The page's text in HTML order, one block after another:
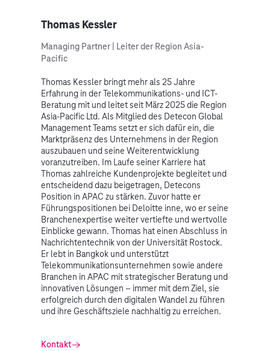
Thomas Kessler
Managing Partner | Leiter der Region Asia-
Pacific
Thomas Kessler bringt mehr als 25 Jahre
Erfahrung in der Telekommunikations- und ICT-
Beratung mit und leitet seit März 2025 die Region
Asia-Pacific Ltd. Als Mitglied des Detecon Global
Management Teams setzt er sich dafür ein, die
Marktpräsenz des Unternehmens in der Region
auszubauen und seine Weiterentwicklung
voranzutreiben. Im Laufe seiner Karriere hat
Thomas zahlreiche Kundenprojekte begleitet und
entscheidend dazu beigetragen, Detecons
Position in APAC zu stärken. Zuvor hatte er
Führungspositionen bei Deloitte inne, wo er seine
Branchenexpertise weiter vertiefte und wertvolle
Einblicke gewann. Thomas hat einen Abschluss in
Nachrichtentechnik von der Universität Rostock.
Er lebt in Bangkok und unterstützt
Telekommunikationsunternehmen sowie andere
Branchen in APAC mit strategischer Beratung und
innovativen Lösungen – immer mit dem Ziel, sie
erfolgreich durch den digitalen Wandel zu führen
und ihre Geschäftsziele nachhaltig zu erreichen.
Kontakt